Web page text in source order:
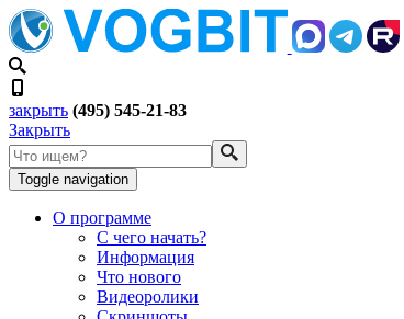
закрыть (495) 545-21-83
Закрыть
Toggle navigation
О программе
С чего начать?
Информация
Что нового
Видеоролики